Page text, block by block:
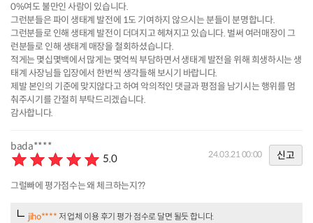
0%여도 불만인 사람이 있습니다.
그런분들은 파이 생태계 발전에 1도 기여하지 않으시는 분들이 분명합니다.
그런분들로 인해 생태계 발전이 더뎌지고 헤쳐지고 있습니다. 벌써 여러매장이 그
런분들로 인해 생태계 매장을 철회하셨습니다.
적게는 몇십몇백에서 많게는 몇억씩 부담하면서 생태계 발전을 위해 희생하시는 생
태계 사장님들 입장에서 한번씩 생각들해 보시기 바랍니다.
제발 본인의 기준에 맞지않다고 하여 악의적인 댓글과 평점을 남기시는 행위를 멈
춰주시기를 간절히 부탁드리겠습니다.
감사합니다.
bada****
5.0
24.03.21 00:00 신고
그럴빠에 평가점수는 왜 체크하는지??
jiho**** 저 업체 이용 후기 평가 점수로 달면 될듯 합니다.